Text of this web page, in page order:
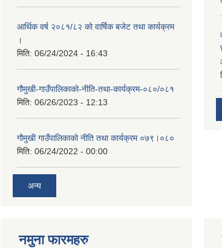
आर्थिक वर्ष २०८१/८२ को वार्षिक बजेट तथा कार्यक्रम
।
मिति: 06/24/2024 - 16:43
गौमुखी-गाउँपालिकाको-नीति-तथा-कार्यक्रम-०८०/०८१
मिति: 06/26/2023 - 12:13
गौमुखी गाउँपालिकाको नीति तथा कार्यक्रम ०७९।०८०
मिति: 06/24/2022 - 00:00
अन्य
नमुना फारमहरु